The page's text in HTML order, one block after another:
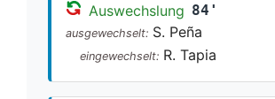
Auswechslung 84'
ausgewechselt: S. Peña
eingewechselt: R. Tapia